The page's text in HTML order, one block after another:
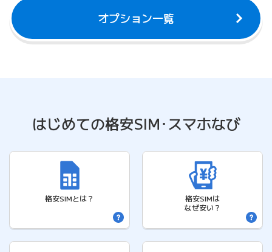
オプション一覧
はじめての格安SIM･スマホなび
格安SIMとは？
格安SIMは
なぜ安い？